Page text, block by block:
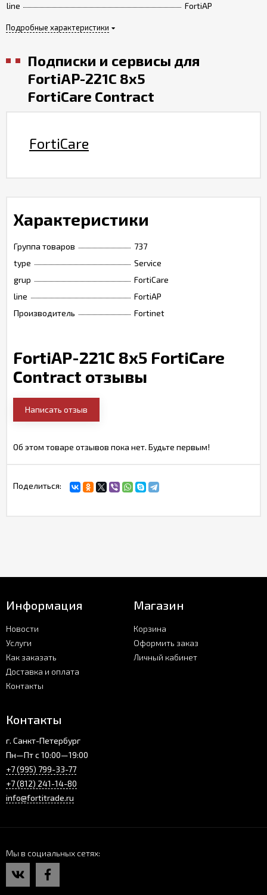
line
FortiAP
Подробные характеристики
Подписки и сервисы для
FortiAP-221C 8x5
FortiCare Contract
FortiCare
Характеристики
Группа товаров
737
type
Service
grup
FortiCare
line
FortiAP
Производитель
Fortinet
FortiAP-221C 8x5 FortiCare
Contract отзывы
Написать отзыв
Об этом товаре отзывов пока нет. Будьте первым!
Поделиться:
Информация
Новости
Услуги
Как заказать
Доставка и оплата
Контакты
Магазин
Корзина
Оформить заказ
Личный кабинет
Контакты
г. Санкт-Петербург
Пн—Пт с 10:00—19:00
+7 (995) 799-33-77
+7 (812) 241-14-80
info@fortitrade.ru
Мы в социальных сетях